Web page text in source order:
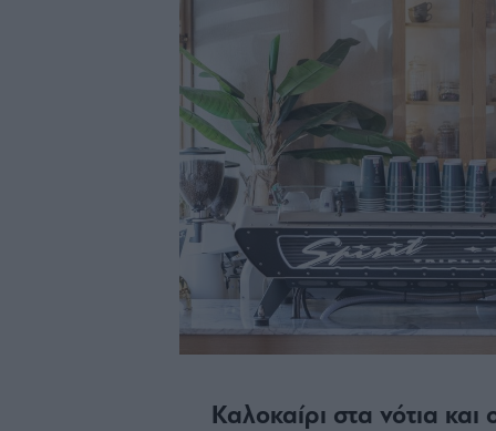
Καλοκαίρι στα νότια